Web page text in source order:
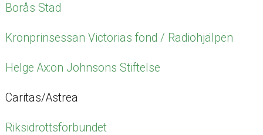
Borås Stad
Kronprinsessan Victorias fond / Radiohjälpen
Helge Ax:on Johnsons Stiftelse
Caritas/Astrea
Riksidrottsförbundet